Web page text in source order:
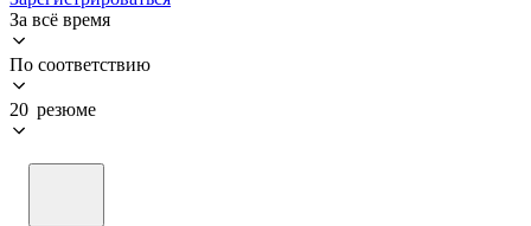
За всё время
По соответствию
20 резюме